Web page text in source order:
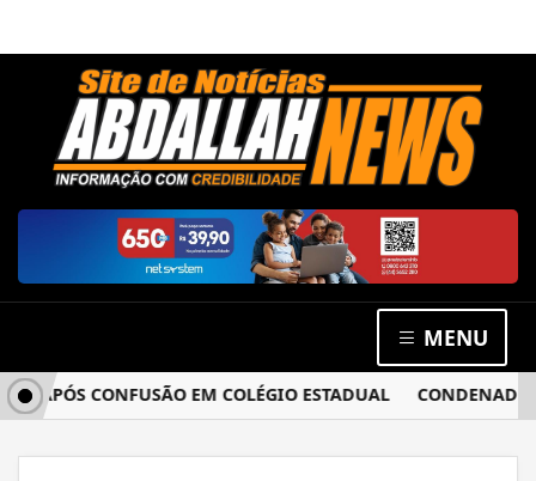
MENU
CONFUSÃO EM COLÉGIO ESTADUAL CONDENADO